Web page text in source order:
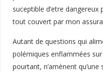
suceptible d’etre
tout couvert par mon
Autant de questions qui
polémiques enflammées
pourtant, n’amènent